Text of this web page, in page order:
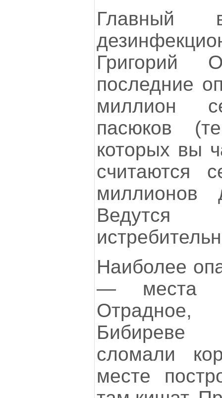
Главный
Григорий
последние
миллион
пасюков
которых вы
считаются
миллионов
Наиболее
— места
Бибиреве
сломали
месте